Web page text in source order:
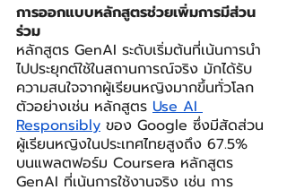
การออกแบบหลักสูตรช่วยเพิ่มการมีส่วน
ร่วม
หลักสูตร GenAI ระดับเริ่มต้นที่เน้นการนำ
ไปประยุกต์ใช้ในสถานการณ์จริง มักได้รับ
ความสนใจจากผู้เรียนหญิงมากขึ้นทั่วโลก
ตัวอย่างเช่น หลักสูตร Use AI
Responsibly ของ Google ซึ่งมีสัดส่วน
ผู้เรียนหญิงในประเทศไทยสูงถึง 67.5%
บนแพลตฟอร์ม Coursera หลักสูตร
GenAI ที่เน้นการใช้งานจริง เช่น การ